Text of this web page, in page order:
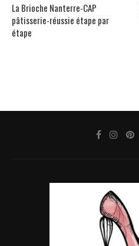
La Brioche Nanterre-CAP
pâtisserie-réussie étape par
étape